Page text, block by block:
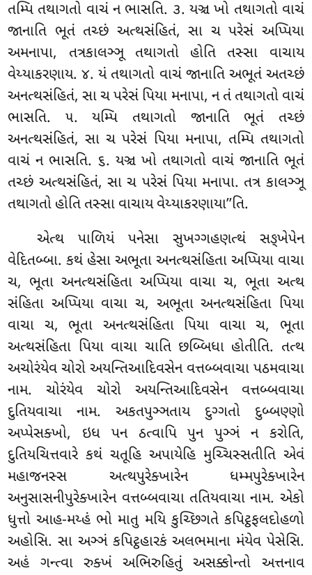
તમ્પિ તથાગતો વાચં ન ભાસતિ. ૩. યઞ્ચ ખો તથાગતો વાચં
જાનાતિ ભૂતં તચ્છં અત્થસંહિતં, સા ચ પરેસં અપ્પિયા
અમનાપા, તત્રકાલઞ્ઞૂ તથાગતો હોતિ તસ્સા વાચાય
વેય્યાકરણાય. ૪. યં તથાગતો વાચં જાનાતિ અભૂતં અતચ્છં
અનત્થસંહિતં, સા ચ પરેસં પિયા મનાપા, ન તં તથાગતો વાચં
ભાસતિ. ૫. યમ્પિ તથાગતો જાનાતિ ભૂતં તચ્છં
અનત્થસંહિતં, સા ચ પરેસં પિયા મનાપા, તમ્પિ તથાગતો
વાચં ન ભાસતિ. ૬. યઞ્ચ ખો તથાગતો વાચં જાનાતિ ભૂતં
તચ્છં અત્થસંહિતં, સા ચ પરેસં પિયા મનાપા. તત્ર કાલઞ્ઞૂ
તથાગતો હોતિ તસ્સા વાચાય વેય્યાકરણાયા’’તિ.
એત્થ પાળિયં પનેસા સુખગ્ગહણત્થં સઙ્ખેપેન
વેદિતબ્બા. કથં હેસા અભૂતા અનત્થસંહિતા અપ્પિયા વાચા
ચ, ભૂતા અનત્થસંહિતા અપ્પિયા વાચા ચ, ભૂતા અત્થ
સંહિતા અપ્પિયા વાચા ચ, અભૂતા અનત્થસંહિતા પિયા
વાચા ચ, ભૂતા અનત્થસંહિતા પિયા વાચા ચ, ભૂતા
અત્થસંહિતા પિયા વાચા ચાતિ છબ્બિધા હોતીતિ. તત્થ
અચોરંયેવ ચોરો અયન્તિઆદિવસેન વત્તબ્બવાચા પઠમવાચા
નામ. ચોરંયેવ ચોરો અયન્તિઆદિવસેન વત્તબ્બવાચા
દુતિયવાચા નામ. અકતપુઞ્ઞતાય દુગ્ગતો દુબ્બણ્ણો
અપ્પેસક્ખો, ઇધ પન ઠત્વાપિ પુન પુઞ્ઞં ન કરોતિ,
દુતિયચિત્તવારે કથં ચતૂહિ અપાયેહિ મુચ્ચિસ્સતીતિ એવં
મહાજનસ્સ અત્થપુરેક્ખારેન ધમ્મપુરેક્ખારેન
અનુસાસનીપુરેક્ખારેન વત્તબ્બવાચા તતિયવાચા નામ. એકો
ધુત્તો આહ-મય્હં ભો માતુ મયિ કુચ્છિગતે કપિટ્ઠફલદોહળો
અહોસિ. સા અઞ્ઞં કપિટ્ઠહારકં અલભમાના મંયેવ પેસેસિ.
અહં ગન્ત્વા રુક્ખં અભિરુહિતું અસક્કોન્તો અત્તનાવ